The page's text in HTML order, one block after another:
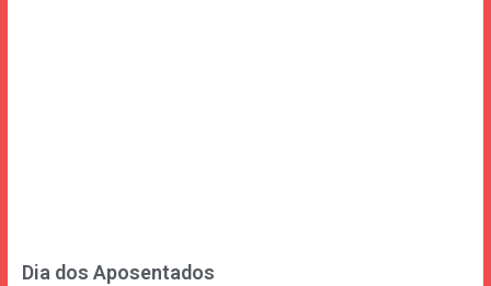
Dia dos Aposentados